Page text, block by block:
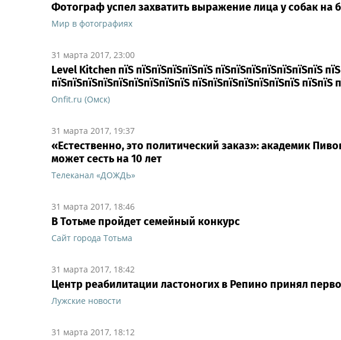
Фотограф успел захватить выражение лица у собак на
Мир в фотографиях
31 марта 2017, 23:00
Level Kitchen пїЅ пїЅпїЅпїЅпїЅпїЅ пїЅпїЅпїЅпїЅпїЅпїЅпїЅ
пїЅпїЅпїЅпїЅпїЅпїЅпїЅпїЅпїЅ пїЅпїЅпїЅпїЅпїЅпїЅпїЅ пїЅпїЅ
Onfit.ru (Омск)
31 марта 2017, 19:37
«Естественно, это политический заказ»: академик
может сесть на 10 лет
Телеканал «ДОЖДЬ»
31 марта 2017, 18:46
В Тотьме пройдет семейный конкурс
Сайт города Тотьма
31 марта 2017, 18:42
Центр реабилитации ластоногих в Репино принял
Лужские новости
31 марта 2017, 18:12